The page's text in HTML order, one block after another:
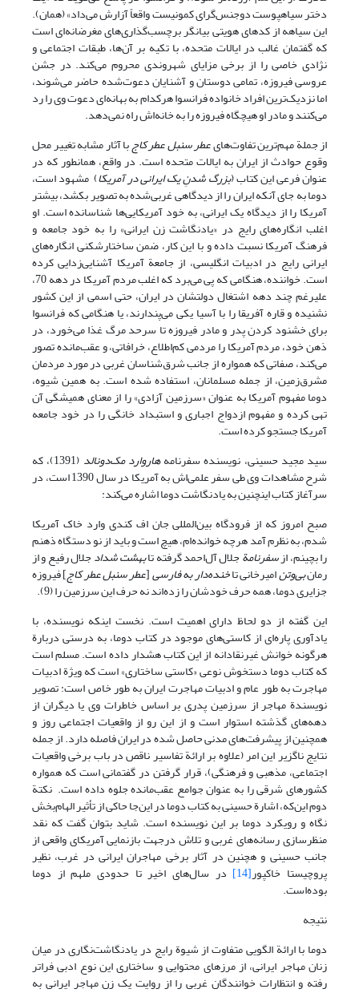
دختر سیاهپوست دوجنس‌گرای کمونیست واقعاً آزارش می‌داد» (همان).
این سیاهه از کدهای هویتی بیانگر برچسب‌گذاری‌های مغرضانه‌ای است
که گفتمان غالب در ایالات متحده، با تکیه بر آن‌ها، طبقات اجتماعی و
نژادی خاصی را از برخی مزایای شهروندی محروم می‌کند. در جشن
عروسی فیروزه، تمامی دوستان و آشنایان دعوت‌شده حاضر می‌شوند،
اما نزدیک‌ترین افراد خانواده فرانسوا هرکدام به بهانه‌ای دعوت وی را رد
می‌کنند و مادر او هیچگاه فیروزه را به خانه‌اش راه نمی‌دهد.
از جملة مهم‌ترین تفاوت‌هایعطر سنبل عطر کاجبا آثار مشابه تغییر محل
وقوع حوادث از ایران به ایالات متحده است. در واقع، همانطور که در
عنوان فرعی این کتاب (بزرگ شدنِ یک ایرانی در آمریکا) مشهود است،
دوما به جای آنکه ایران را از دیدگاهی غربی‌شده به تصویر بکشد، بیشتر
آمریکا را از دیدگاه یک ایرانی، به خود آمریکایی‌ها شناسانده است. او
اغلب انگاره‌های رایج در «یادنگاشت زن ایرانی» را به خود جامعه و
فرهنگ آمریکا نسبت داده و با این کار، ضمن ساختارشکنی انگاره‌های
ایرانی رایج در ادبیات انگلیسی، از جامعة آمریکا آشنایی‌زدایی کرده
است. خواننده، هنگامی که پی می‌برد که اغلب مردم آمریکا در دهه 70،
علیرغم چند دهه اشتغال دولتشان در ایران، حتی اسمی از این کشور
نشنیده‌ و قاره آفریقا را با آسیا یکی می‌پندارند، یا هنگامی که فرانسوا
برای خشنود کردن پدر و مادر فیروزه تا سرحد مرگ غذا می‌خورد، در
ذهن خود، مردم آمریکا را مردمی کم‌اطلاع، خرافاتی، و عقب‌مانده تصور
می‌کند، صفاتی که همواره از جانب شرق‌شناسان غربی در مورد مردمان
مشرق‌زمین، از جمله مسلمانان، استفاده شده است. به همین شیوه،
دوما مفهوم آمریکا به عنوان «سرزمین آزادی» را از معنای همیشگی آن
تهی کرده و مفهوم ازدواج اجباری و استبداد خانگی را در خود جامعه
آمریکا جستجو کرده است.
سید مجید حسینی، نویسنده سفرنامههاروارد مک‌دونالد (1391)، که
شرح مشاهدات وی طی سفر علمی‌اش به آمریکا در سال 1390 است، در
سرآغاز کتاب اینچنین به یادنگاشت دوما اشاره می‌کند:
صبح امروز که از فرودگاه بین‌المللی جان اف کندی وارد خاک آمریکا
شدم، به نظرم آمد هرچه خوانده‌ام، هیچ است و باید از نو دستگاه ذهنم
را بچینم، ازسفرنامةجلال آل‌احمد گرفته تابهشت شدادجلال رفیع و از
رمانبی‌وتنامیرخانی تاخنده‌دار به فارسی[عطر سنبل عطر کاج] فیروزه
جزایری دوما، همه حرف خودشان را زده‌اند نه حرف این سرزمین را (9).
این گفته از دو لحاظ دارای اهمیت است. نخست اینکه نویسنده، با
یادآوری پاره‌ای از کاستی‌های موجود در کتاب دوما، به درستی دربارة
هرگونه خوانش غیرنقادانه از این کتاب هشدار داده است. مسلم است
که کتاب دوما دستخوش نوعی «کاستی ساختاری» است که ویژة ادبیات
مهاجرت به طور عام و ادبیات مهاجرت ایران به طور خاص است: تصویر
نویسندة مهاجر از سرزمین پدری بر اساس خاطرات وی یا دیگران از
دهه‌های گذشته استوار است و از این رو از واقعیات اجتماعی روز و
همچنین از پیشرفت‌های مدنی حاصل شده در ایران فاصله دارد. از جمله
نتایج ناگزیر این امر (علاوه بر ارائة تفاسیر ناقص در باب برخی واقعیات
اجتماعی، مذهبی و فرهنگی)، قرار گرفتن در گفتمانی است که همواره
کشورهای شرقی را به عنوان جوامع عقب‌مانده جلوه داده است. نکتة
دوم این‌که، اشارة حسینی به کتاب دوما در این‌جا حاکی از تأثیر الهام‌بخش
نگاه و رویکرد دوما بر این نویسنده است. شاید بتوان گفت که نقد
منظرسازی رسانه‌های غربی و تلاش درجهت بازنمایی آمریکای واقعی از
جانب حسینی و هچنین در آثار برخی مهاجران ایرانی در غرب، نظیر
پروچیستا خاکپور[14] در سال‌های اخیر تا حدودی ملهم از دوما
بوده‌است.
نتیجه‌
دوما با ارائة الگویی متفاوت از شیوة رایج در یادنگاشت‌نگاری در میان
زنان مهاجر ایرانی، از مرزهای محتوایی و ساختاری این نوع ادبی فراتر
رفته و انتظارات خوانندگان غربی را از روایت یک زن مهاجر ایرانی به